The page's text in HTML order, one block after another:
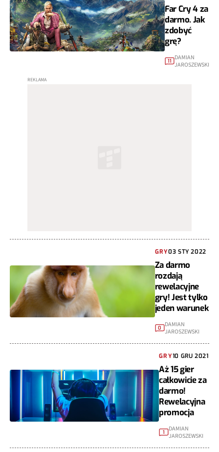
Far Cry 4 za
darmo. Jak
zdobyć
grę?
11
DAMIAN
JAROSZEWSKI
GRY03 STY 2022
Za darmo
rozdają
rewelacyjne
gry! Jest tylko
jeden warunek
0 DAMIAN
JAROSZEWSKI
GRY10 GRU 2021
Aż 15 gier
całkowicie za
darmo!
Rewelacyjna
promocja
1
DAMIAN
JAROSZEWSKI